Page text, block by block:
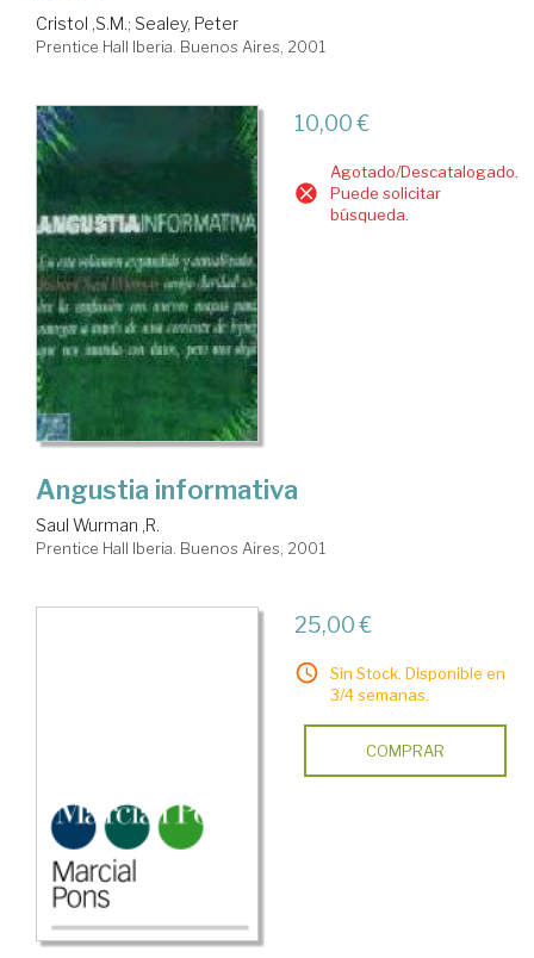
Cristol ,S.M.; Sealey, Peter
Prentice Hall Iberia. Buenos Aires, 2001
10,00 €
Agotado/Descatalogado.
Puede solicitar
búsqueda.
Angustia informativa
Saul Wurman ,R.
Prentice Hall Iberia. Buenos Aires, 2001
25,00 €
Sin Stock. Disponible en
3/4 semanas.
COMPRAR